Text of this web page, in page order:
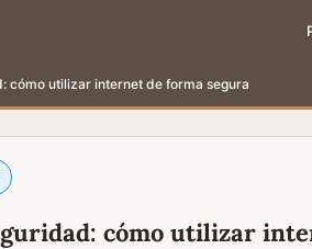
cómo utilizar internet de forma segura
cómo utilizar